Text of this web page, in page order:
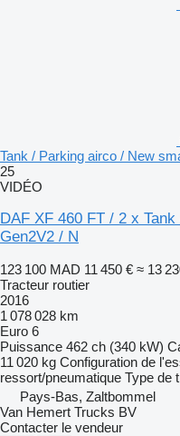
Tank / Parking airco / New
25
VIDÉO
DAF XF 460 FT / 2 x
Gen2V2 / N
123 100 MAD 11 450 € ≈ 13
Tracteur routier
2016
1 078 028 km
Euro 6
Puissance 462 ch (340 kW)
11 020 kg Configuration de
ressort/pneumatique Type de
Pays-Bas, Zaltbommel
Van Hemert Trucks BV
Contacter le vendeur